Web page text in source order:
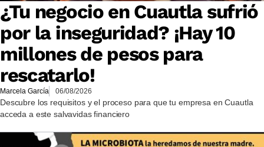
¿Tu negocio en Cuautla sufrió
por la inseguridad? ¡Hay 10
millones de pesos para
rescatarlo!
Marcela García 06/08/2026
Descubre los requisitos y el proceso para que tu empresa en Cuautla
acceda a este salvavidas financiero